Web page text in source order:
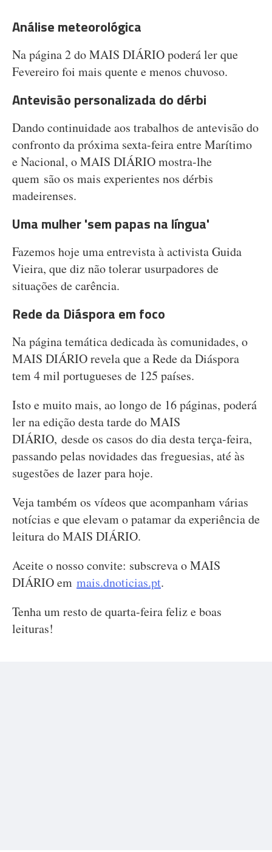
Análise meteorológica
Na página 2 do MAIS DIÁRIO poderá ler que
Fevereiro foi mais quente e menos chuvoso.
Antevisão personalizada do dérbi
Dando continuidade aos trabalhos de antevisão do
confronto da próxima sexta-feira entre Marítimo
e Nacional, o MAIS DIÁRIO mostra-lhe
quem são os mais experientes nos dérbis
madeirenses.
Uma mulher 'sem papas na língua'
Fazemos hoje uma entrevista à activista Guida
Vieira, que diz não tolerar usurpadores de
situações de carência.
Rede da Diáspora em foco
Na página temática dedicada às comunidades, o
MAIS DIÁRIO revela que a Rede da Diáspora
tem 4 mil portugueses de 125 países.
Isto e muito mais, ao longo de 16 páginas, poderá
ler na edição desta tarde do MAIS
DIÁRIO, desde os casos do dia desta terça-feira,
passando pelas novidades das freguesias, até às
sugestões de lazer para hoje.
Veja também os vídeos que acompanham várias
notícias e que elevam o patamar da experiência de
leitura do MAIS DIÁRIO.
Aceite o nosso convite: subscreva o MAIS
DIÁRIO em mais.dnoticias.pt.
Tenha um resto de quarta-feira feliz e boas
leituras!